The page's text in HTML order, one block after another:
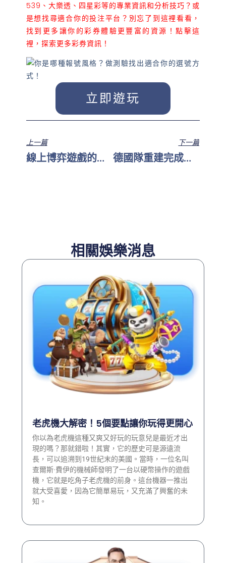
539、大樂透、四星彩等的專業資訊和分析技巧？或
是想找尋適合你的投注平台？別忘了到這裡看看，
找到更多讓你的彩券體驗更豐富的資源！點擊這
裡，探索更多彩券資訊！
立即遊玩
上一篇
線上博弈遊戲的迷思破解與真相
下一篇
德國隊重建完成？戰車再啟動世界盃征途
相關娛樂消息
老虎機大解密！5個要點讓你玩得更開心
你以為老虎機這種又爽又好玩的玩意兒是最近才出
現的嗎？那就錯啦！其實，它的歷史可是源遠流
長，可以追溯到19世紀末的美國。當時，一位名叫
查爾斯·費伊的機械師發明了一台以硬幣操作的遊戲
機，它就是吃角子老虎機的前身。這台機器一推出
就大受喜愛，因為它簡單易玩，又充滿了興奮的未
知。